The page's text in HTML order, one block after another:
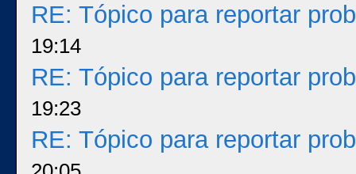
RE: Tópico para reportar
19:14
RE: Tópico para reportar
19:23
RE: Tópico para reportar